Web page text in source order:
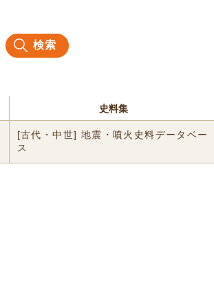
検索
史料集
[古代・中世] 地震・噴火史料データベー
ス